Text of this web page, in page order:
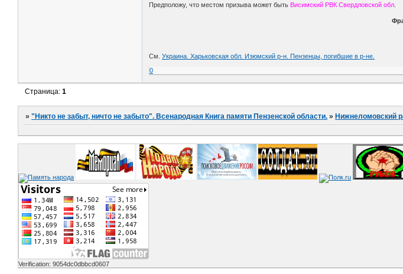
Предположу, что местом призыва может быть Висимский РВК Свердловской обл
См.Украина. Харьковская обл. Изюмский р-н. Пензенцы, погибшие в р-не.
0
Страница:1
»"Никто не забыт, ничто не забыто". Всенародная Книга памяти Пензенской области. »Нижнеломовский
Verification: 9054dc0dbbcd0607